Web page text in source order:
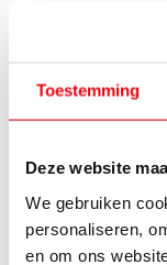
Toestemming
Deze website
We gebruiken
personaliseren,
en om ons